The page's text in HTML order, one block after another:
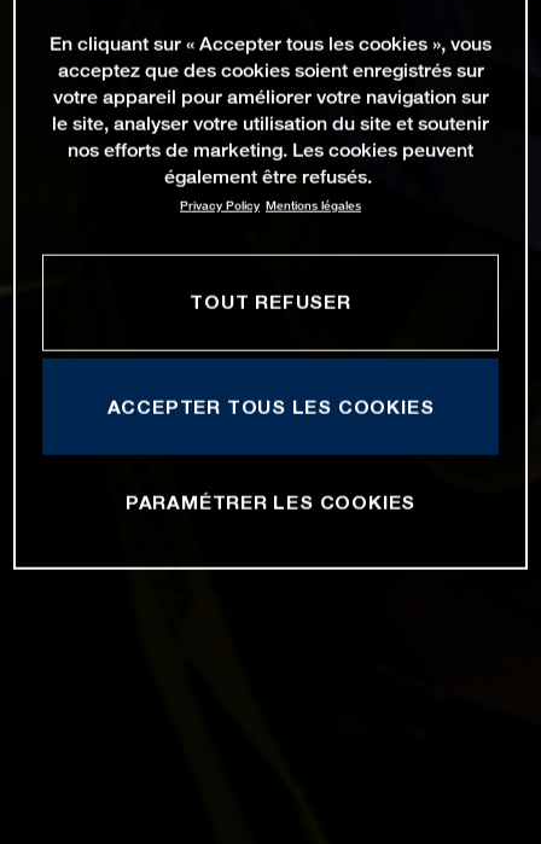
En cliquant sur « Accepter tous les cookies », vous
acceptez que des cookies soient enregistrés sur
votre appareil pour améliorer votre navigation sur
le site, analyser votre utilisation du site et soutenir
nos efforts de marketing. Les cookies peuvent
également être refusés.
Privacy Policy Mentions légales
TOUT REFUSER
ACCEPTER TOUS LES COOKIES
PARAMÉTRER LES COOKIES